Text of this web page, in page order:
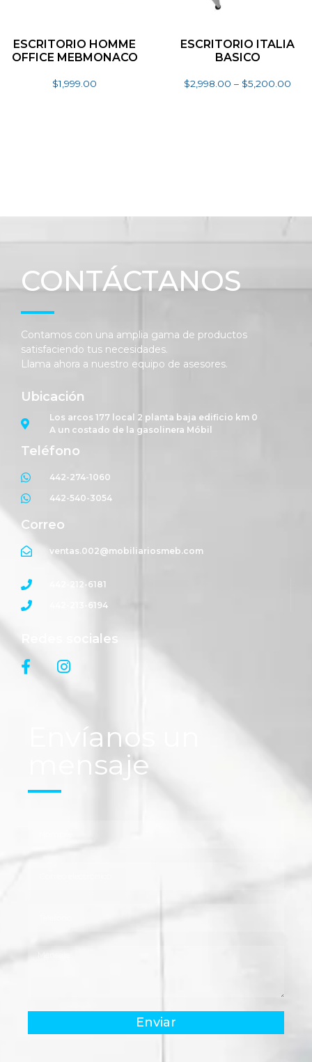
ESCRITORIO HOMME
OFFICE MEBMONACO
$1,999.00
ESCRITORIO ITALIA
BASICO
$2,998.00 – $5,200.00
CONTÁCTANOS
Contamos con una amplia gama de productos
satisfaciendo tus necesidades.
Llama ahora a nuestro equipo de asesores.
Ubicación
Los arcos 177 local 2 planta baja edificio km 0
A un costado de la gasolinera Móbil
Teléfono
442-274-1060
442-540-3054
Correo
ventas.002@mobiliariosmeb.com
442-212-6181
442-213-6194
Redes sociales
Envíanos un
mensaje
Enviar